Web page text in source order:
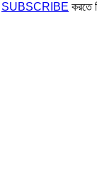
SUBSCRIBE করতে